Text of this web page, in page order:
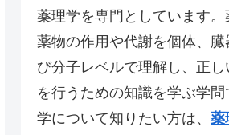
薬理学を専門としています。
薬物の作用や代謝を個体、臓
び分子レベルで理解し、正し
を行うための知識を学ぶ学
学について知りたい方は、 薬